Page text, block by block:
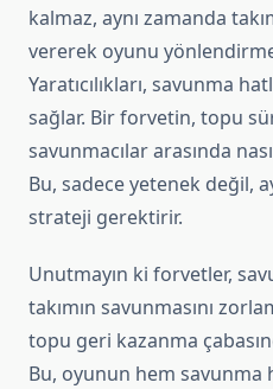
kalmaz, aynı zamanda
vererek oyunu
Yaratıcılıkları, savunma
sağlar. Bir forvetin, topu
savunmacılar arasında
Bu, sadece yetenek değil,
strateji gerektirir.
Unutmayın ki forvetler,
takımın savunmasını
topu geri kazanma
Bu, oyunun hem savunma